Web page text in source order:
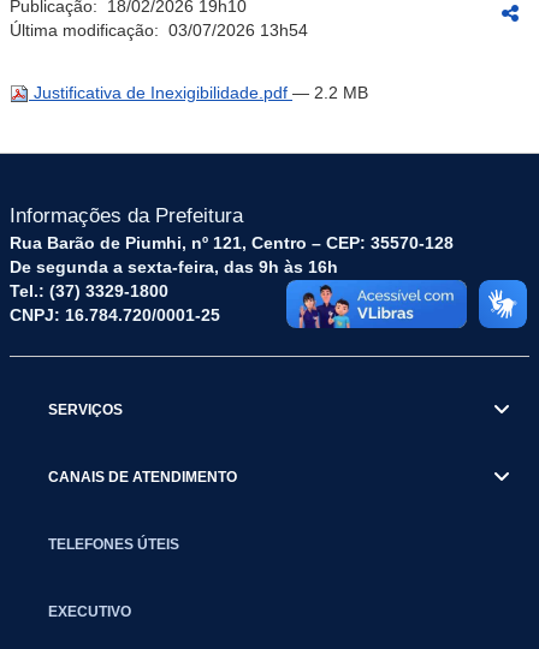
Publicação: 18/02/2026 19h10
Última modificação: 03/07/2026 13h54
Justificativa de Inexigibilidade.pdf — 2.2 MB
Informações da Prefeitura
Rua Barão de Piumhi, nº 121, Centro – CEP: 35570-128
De segunda a sexta-feira, das 9h às 16h
Tel.: (37) 3329-1800
CNPJ: 16.784.720/0001-25
SERVIÇOS
CANAIS DE ATENDIMENTO
TELEFONES ÚTEIS
EXECUTIVO